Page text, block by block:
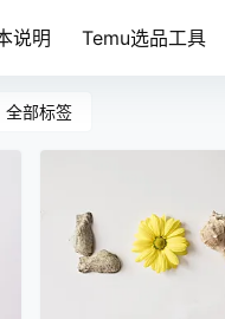
说明 Temu选品工具
全部标签